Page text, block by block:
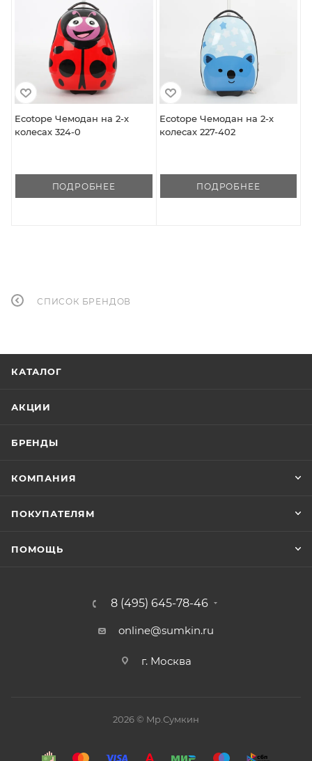
Ecotope Чемодан на 2-х
колесах 324-0
ПОДРОБНЕЕ
Ecotope Чемодан на 2-х
колесах 227-402
ПОДРОБНЕЕ
СПИСОК БРЕНДОВ
КАТАЛОГ
АКЦИИ
БРЕНДЫ
КОМПАНИЯ
ПОКУПАТЕЛЯМ
ПОМОЩЬ
8 (495) 645-78-46
online@sumkin.ru
г. Москва
2026 © Mр.Сумкин